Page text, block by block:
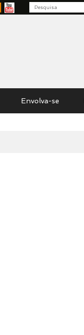
YouTube
Envolva-se